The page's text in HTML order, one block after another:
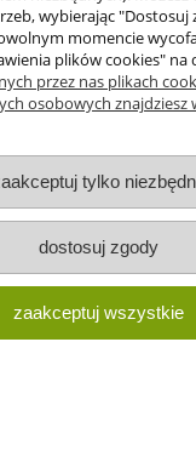
ze szkła
czerwone (80szt.)
7,90 zł
do koszyka
wybierając "Dostosuj
momencie
plików cookies" na
przez nas plikach
osobowych znajdziesz
tylko
dostosuj zgody
zaakceptuj wszystkie